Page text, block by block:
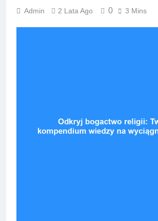
Admin 2 Lata Ago 0 3 Mins